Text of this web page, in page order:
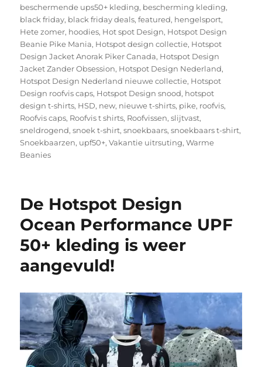
beschermende ups50+ kleding, bescherming kleding,
black friday, black friday deals,featured, hengelsport,
Hete zomer, hoodies, Hot spot Design, Hotspot Design
Beanie Pike Mania, Hotspot design collectie, Hotspot
Design Jacket Anorak Piker Canada, Hotspot Design
Jacket Zander Obsession, Hotspot Design Nederland,
Hotspot Design Nederland nieuwe collectie, Hotspot
Design roofvis caps, Hotspot Design snood, hotspot
design t-shirts, HSD, new, nieuwe t-shirts, pike, roofvis,
Roofvis caps, Roofvis t shirts, Roofvissen,slijtvast,
sneldrogend,snoek t-shirt,snoekbaars,snoekbaars t-shirt,
Snoekbaarzen, upf50+,Vakantie uitrsuting,Warme
Beanies
De Hotspot Design
Ocean Performance UPF
50+ kleding is weer
aangevuld!